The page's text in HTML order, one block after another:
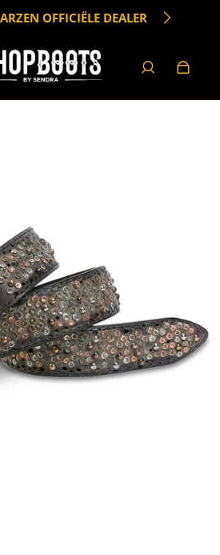
OFFICIËLE DEALER